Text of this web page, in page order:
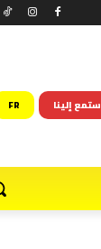
إلينا FR